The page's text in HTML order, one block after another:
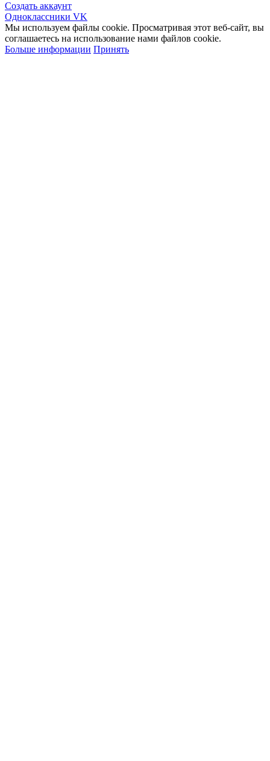
Создать аккаунт
Одноклассники VK
Мы используем файлы cookie. Просматривая этот веб-сайт, вы
соглашаетесь на использование нами файлов cookie.
Больше информации Принять